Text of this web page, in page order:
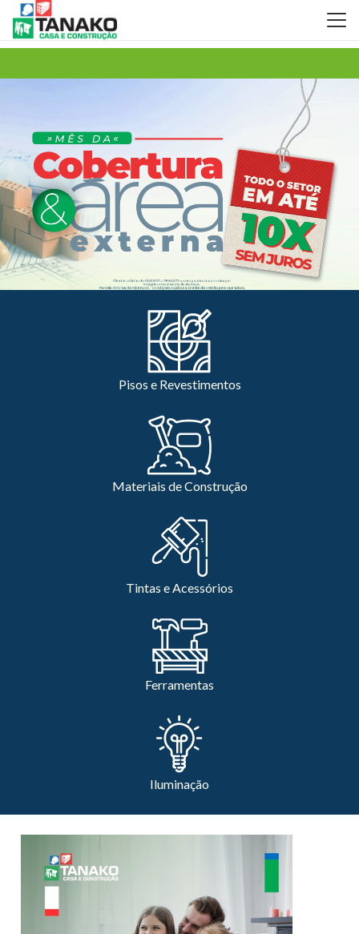
Pisos e Revestimentos
Materiais de Construção
Tintas e Acessórios
Ferramentas
Iluminação